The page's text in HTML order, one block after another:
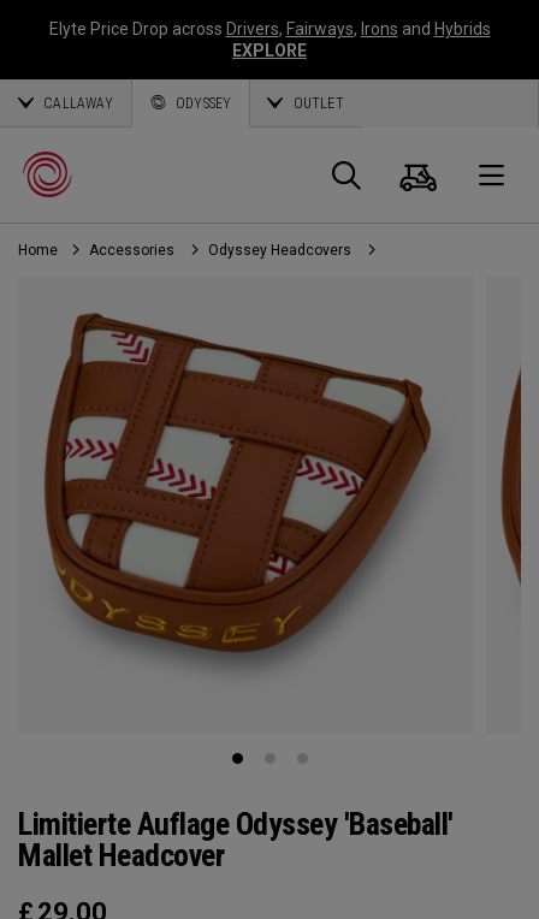
Elyte Price Drop across Drivers, Fairways, Irons and Hybrids
EXPLORE
CALLAWAY ODYSSEY OUTLET
Suche
Home Accessories Odyssey Headcovers
Limitierte Auflage Odyssey 'Baseball'
Mallet Headcover
£ 29.00